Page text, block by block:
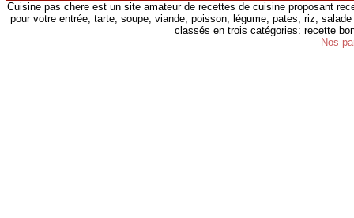
Cuisine pas chere est un site amateur de recettes de cuisine proposant
pour votre entrée, tarte, soupe, viande, poisson, légume, pates, riz,
classés en trois catégories: recette
Nos